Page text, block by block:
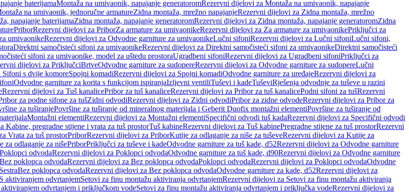
baterijamaMontaža na umivaonik, napajanje generatoromRezervni dijelovi za Montaža na umivaonik, napajanje
na umivaonik, jednoručne armatureZidna montaža, mrežno napajanjeRezervni dijelovi za Zidna montaža, mrežno
napajanje baterijamaZidna montaža, napajanje generatoromRezervni dijelovi za Zidna montaža, napajanje generatoromZidna
PriborRezervni dijelovi za PriborZa armature za umivaonikeRezervni dijelovi za Za armature za umivaonikePriključci za
umivaonikeRezervni dijelovi za Odvodne garniture za umivaonikeLučni sifoniRezervni dijelovi za Lučni sifoniLučni sifoni,
Direktni samočisteći sifoni za umivaonikeRezervni dijelovi za Direktni samočisteći sifoni za umivaonikeDirektni samočisteći
sifoni za umivaonike, model za uštedu prostoraUgradbeni sifoniRezervni dijelovi za Ugradbeni sifoniPriključci za
dijelovi za PriključciBrtveOdvodne garniture za sudopereRezervni dijelovi za Odvodne garniture za sudopereLučni
s dvije komoreSpojni komadiRezervni dijelovi za Spojni komadiOdvodne garniture za uređajeRezervni dijelovi za
Odvodne garniture za korita s funkcijom ispiranjaIzljevni ventiliTuševi i kadeTuševiRješenja odvodnje za tuševe u razini
Rezervni dijelovi za Tuš kanalicePribor za tuš kanaliceRezervni dijelovi za Pribor za tuš kanalicePodni sifoni za tušRezervni
za podne sifone za tušZidni odvodiRezervni dijelovi za Zidni odvodiPribor za zidne odvodeRezervni dijelovi za Pribor za
za tuširanjePovršine za tuširanje od mineralnog materijala i Geberit Duofix montažni elementiPovršine za tuširanje od
Montažni elementiRezervni dijelovi za Montažni elementiSpecifični odvodi tuš kadaRezervni dijelovi za Specifični odvodi
Kabine, pregradne stijene i vrata za tuš prostorTuš kabineRezervni dijelovi za Tuš kabinePregradne stijene za tuš prostorRezervni
Vrata za tuš prostorPriborRezervni dijelovi za PriborKutije za odlaganje za niše za tuševeRezervni dijelovi za Kutije za
za odlaganje za nišePriborPriključci za tuševe i kadeOdvodne garniture za tuš kade, d52Rezervni dijelovi za Odvodne garniture
Poklopci odvodaRezervni dijelovi za Poklopci odvodaOdvodne garniture za tuš kade, d90Rezervni dijelovi za Odvodne garniture
Bez poklopca odvodaRezervni dijelovi za Bez poklopca odvodaPoklopci odvodaRezervni dijelovi za Poklopci odvodaOdvodne
Bez poklopca odvodaRezervni dijelovi za Bez poklopca odvodaOdvodne garniture za kade, d52Rezervni dijelovi za
aktiviranjem odvrtanjemSetovi za finu montažu aktiviranja odvrtanjemRezervni dijelovi za Setovi za finu montažu aktiviranja
odvrtanjem i priključkom vodeSetovi za finu montažu aktiviranja odvrtanjem i priključka vodeRezervni dijelovi za